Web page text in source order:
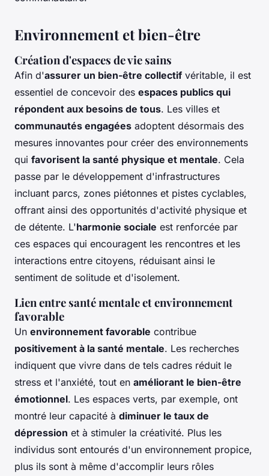
Environnement et bien-être
Création d'espaces de vie sains
Afin d'assurer un bien-être collectif véritable, il est
essentiel de concevoir des espaces publics qui
répondent aux besoins de tous. Les villes et
communautés engagées adoptent désormais des
mesures innovantes pour créer des environnements
qui favorisent la santé physique et mentale. Cela
passe par le développement d'infrastructures
incluant parcs, zones piétonnes et pistes cyclables,
offrant ainsi des opportunités d'activité physique et
de détente. L'harmonie sociale est renforcée par
ces espaces qui encouragent les rencontres et les
interactions entre citoyens, réduisant ainsi le
sentiment de solitude et d'isolement.
Lien entre santé mentale et environnement
favorable
Un environnement favorable contribue
positivement à la santé mentale. Les recherches
indiquent que vivre dans de tels cadres réduit le
stress et l'anxiété, tout en améliorant le bien-être
émotionnel. Les espaces verts, par exemple, ont
montré leur capacité à diminuer le taux de
dépression et à stimuler la créativité. Plus les
individus sont entourés d'un environnement propice,
plus ils sont à même d'accomplir leurs rôles